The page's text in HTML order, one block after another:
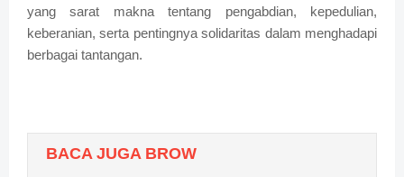
yang sarat makna tentang pengabdian, kepedulian,
keberanian, serta pentingnya solidaritas dalam menghadapi
berbagai tantangan.
BACA JUGA BROW